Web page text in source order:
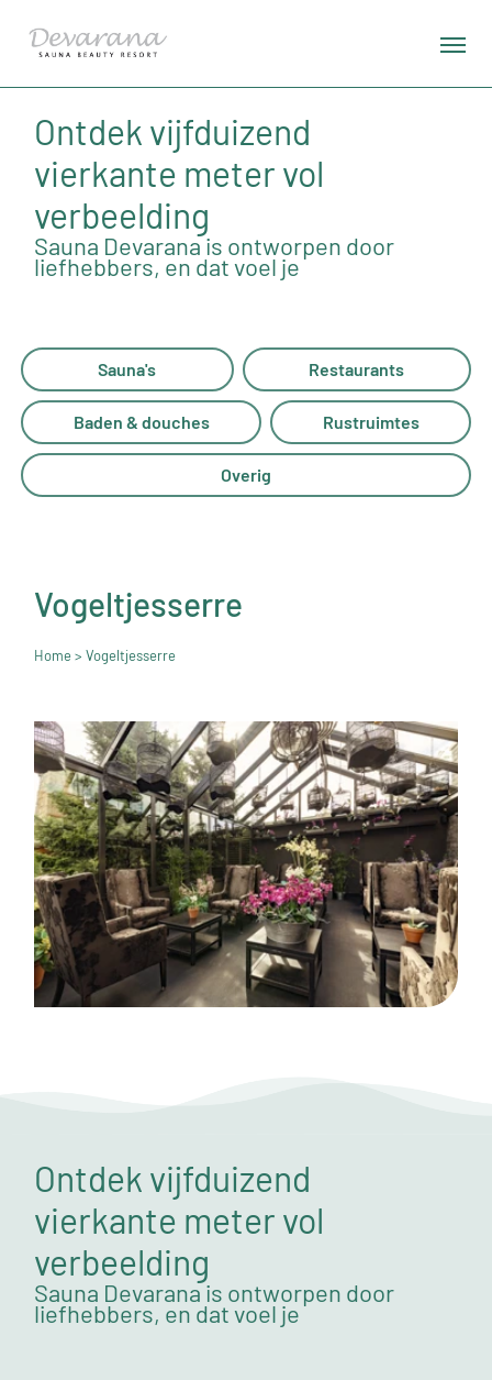
Ontdek vijfduizend
vierkante meter vol
verbeelding
Sauna Devarana is ontworpen door
liefhebbers, en dat voel je
Sauna's Restaurants
Baden & douches Rustruimtes
Overig
Vogeltjesserre
Home> Vogeltjesserre
Ontdek vijfduizend
vierkante meter vol
verbeelding
Sauna Devarana is ontworpen door
liefhebbers, en dat voel je